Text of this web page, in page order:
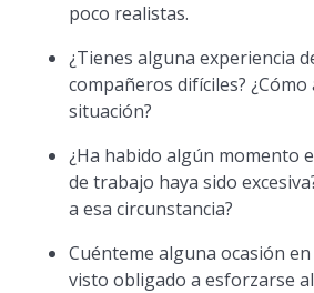
poco realistas.
¿Tienes alguna experiencia
compañeros difíciles?
situación?
¿Ha habido algún momento
de trabajo haya sido
a esa circunstancia?
Cuénteme alguna ocasión
visto obligado a esforzarse